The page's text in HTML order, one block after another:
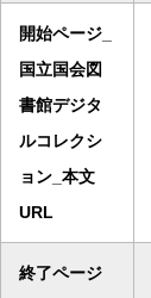
開始ページ_
国立国会図
書館デジタ
ルコレクシ
ョン_本文
URL
終了ページ